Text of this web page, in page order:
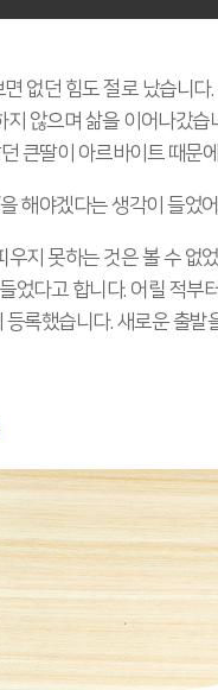
없던 힘도 절로 났습니
않으며 삶을 이어나갔
큰딸이 아르바이트 때문
해야겠다는 생각이 들었
지 못하는 것은 볼 수 없
었다고 합니다. 어릴 적
록했습니다. 새로운 출발